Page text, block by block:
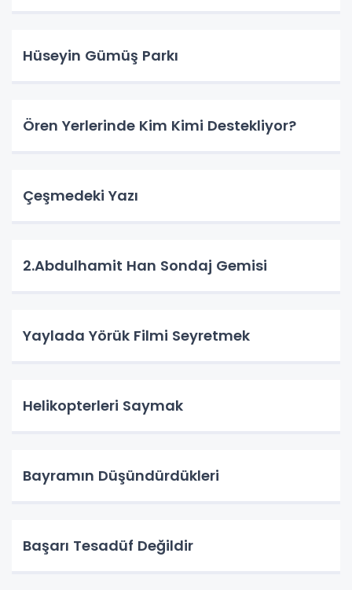
Hüseyin Gümüş Parkı
Ören Yerlerinde Kim Kimi Destekliyor?
Çeşmedeki Yazı
2.Abdulhamit Han Sondaj Gemisi
Yaylada Yörük Filmi Seyretmek
Helikopterleri Saymak
Bayramın Düşündürdükleri
Başarı Tesadüf Değildir